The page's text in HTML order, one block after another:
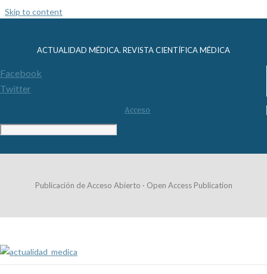
Skip to content
ACTUALIDAD MÉDICA. REVISTA CIENTÍFICA MÉDICA
Facebook
Twitter
Acceso
Publicación de Acceso Abierto · Open Access Publication